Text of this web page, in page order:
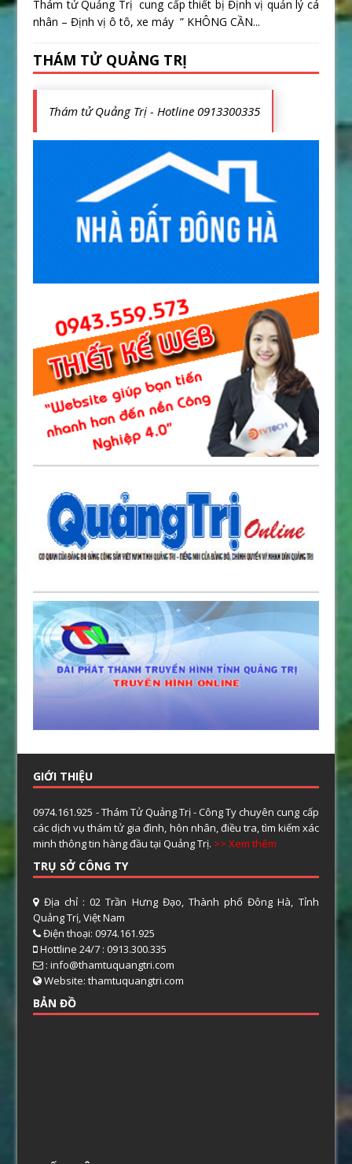
Thám tử Quảng Trị cung cấp thiết bị Định vị quản lý cá
nhân – Định vị ô tô, xe máy ” KHÔNG CẦN...
THÁM TỬ QUẢNG TRỊ
Thám tử Quảng Trị - Hotline 0913300335
GIỚI THIỆU
0974.161.925 - Thám Tử Quảng Trị - Công Ty chuyên cung cấp
các dịch vụ thám tử gia đình, hôn nhân, điều tra, tìm kiếm xác
minh thông tin hàng đầu tại Quảng Trị. >> Xem thêm
TRỤ SỞ CÔNG TY
Địa chỉ : 02 Trần Hưng Đạo, Thành phố Đông Hà, Tỉnh
Quảng Trị, Việt Nam
Điện thoại: 0974.161.925
Hottline 24/7 : 0913.300.335
: info@thamtuquangtri.com
Website: thamtuquangtri.com
BẢN ĐỒ